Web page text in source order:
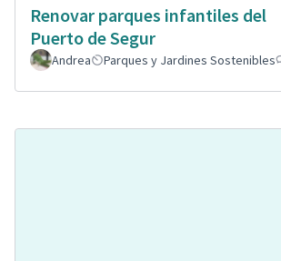
Renovar parques infantiles del
Puerto de Segur
Andrea Parques y Jardines Sostenibles